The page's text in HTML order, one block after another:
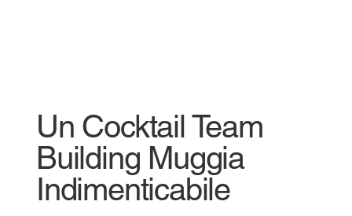
Un Cocktail Team
Building Muggia
Indimenticabile